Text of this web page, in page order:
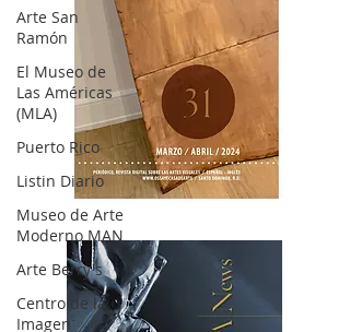
Arte San
Ramón
El Museo de
Las Américas
(MLA)
Puerto Rico
Listin Diario
Museo de Arte
Moderno MAN
Arte Berry's
Centro de la
Imagen
OCA|News 31 / Marzo-Abril / 2024